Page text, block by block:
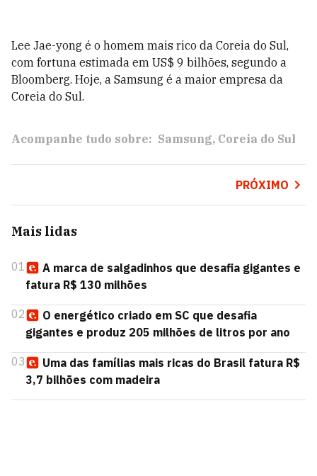
Lee Jae-yong é o homem mais rico da Coreia do Sul,
com fortuna estimada em US$ 9 bilhões, segundo a
Bloomberg. Hoje, a Samsung é a maior empresa da
Coreia do Sul.
Acompanhe tudo sobre: Samsung Coreia do Sul
PRÓXIMO
Mais lidas
01
A marca de salgadinhos que desafia gigantes e
fatura R$ 130 milhões
02
O energético criado em SC que desafia
gigantes e produz 205 milhões de litros por ano
03
Uma das famílias mais ricas do Brasil fatura R$
3,7 bilhões com madeira